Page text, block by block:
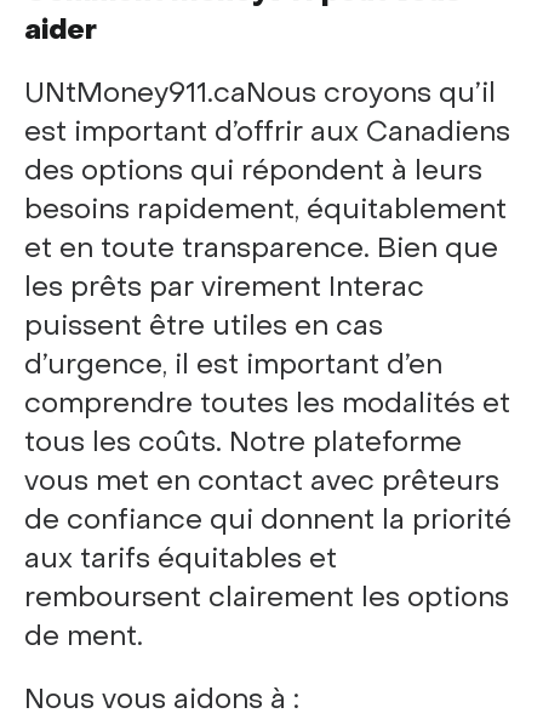
aider
UNtMoney911.caNous croyons qu’il
est important d’offrir aux Canadiens
des options qui répondent à leurs
besoins rapidement, équitablement
et en toute transparence. Bien que
les prêts par virement Interac
puissent être utiles en cas
d’urgence, il est important d’en
comprendre toutes les modalités et
tous les coûts. Notre plateforme
vous met en contact avec prêteurs
de confiance qui donnent la priorité
aux tarifs équitables et
remboursent clairement les options
de ment.
Nous vous aidons à :